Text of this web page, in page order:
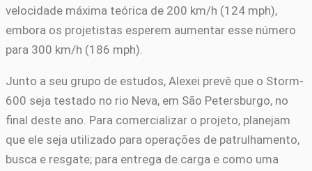
velocidade máxima teórica de 200 km/h (124 mph),
embora os projetistas esperem aumentar esse número
para 300 km/h (186 mph).
Junto a seu grupo de estudos, Alexei prevê que o Storm-
600 seja testado no rio Neva, em São Petersburgo, no
final deste ano. Para comercializar o projeto, planejam
que ele seja utilizado para operações de patrulhamento,
busca e resgate; para entrega de carga e como uma